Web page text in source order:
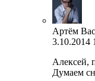
Артём
3.10.2014
Алексей,
Думаем